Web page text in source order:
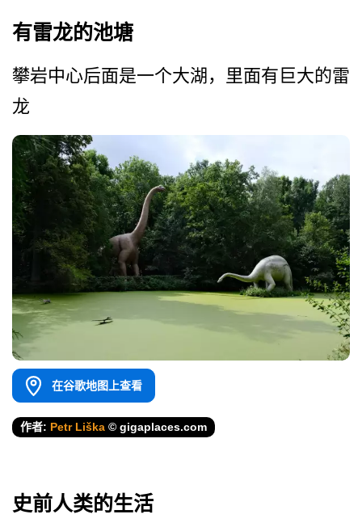
有雷龙的池塘
攀岩中心后面是一个大湖，里­面有巨大的雷
龙
在谷歌地图上查看
作者: Petr Liška © gigaplaces.com
史前人类的生活